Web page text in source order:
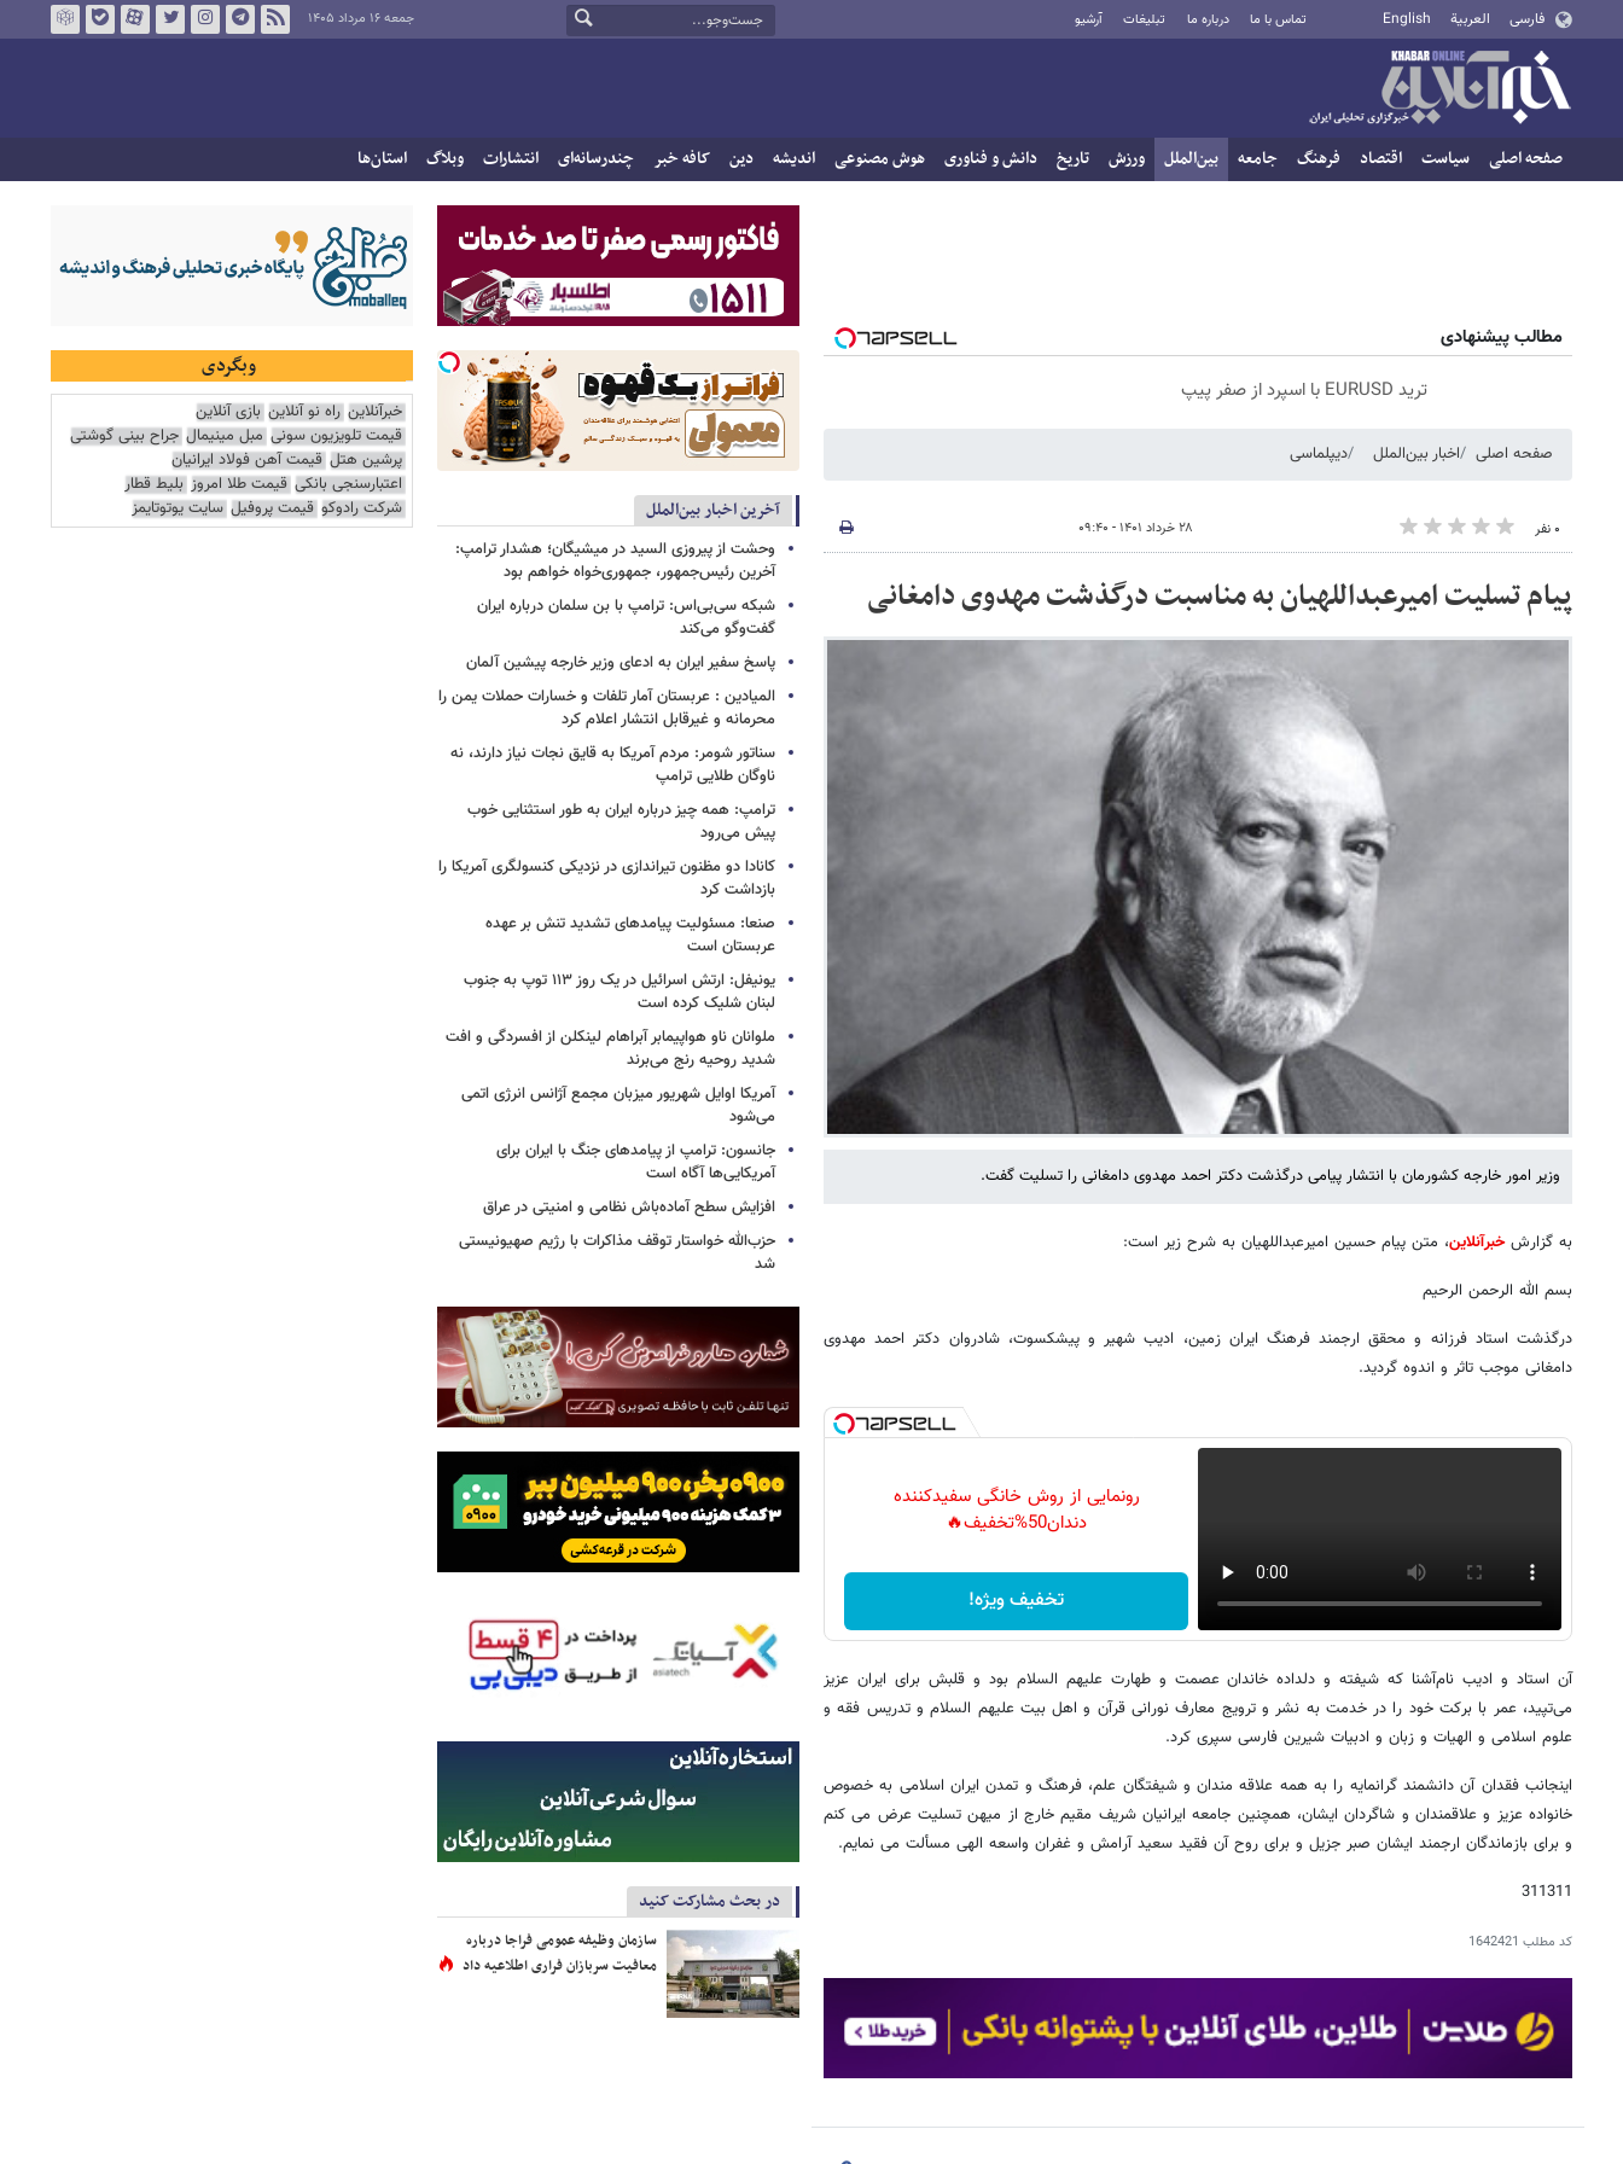
فارسی العربية English تماس با ما درباره ما تبلیغات آرشیو جمعه ۱۶ مرداد ۱۴۰۵
صفحه اصلی سیاست اقتصاد فرهنگ جامعه بین‌الملل ورزش تاریخ دانش و فناوری هوش مصنوعی اندیشه دین کافه خبر چندرسانه‌ای انتشارات وبلاگ استان‌ها
مطالب پیشنهادی
ترید EURUSD با اسپرد از صفر پیپ
صفحه اصلی اخبار بین‌الملل دیپلماسی
۰ نفر ۲۸ خرداد ۱۴۰۱ - ۰۹:۴۰
پیام تسلیت امیرعبداللهیان به مناسبت درگذشت مهدوی دامغانی
وزیر امور خارجه کشورمان با انتشار پیامی درگذشت دکتر احمد مهدوی دامغانی را تسلیت گفت.
به گزارشخبرآنلاین، متن پیام حسین امیرعبداللهیان به شرح زیر است:
بسم الله الرحمن الرحیم
درگذشت استاد فرزانه و محقق ارجمند فرهنگ ایران زمین، ادیب شهیر و پیشکسوت، شادروان دکتر احمد مهدوی
دامغانی موجب تاثر و اندوه گردید.
رونمایی از روش خانگی سفیدکننده
دندان50%تخفیف🔥
تخفیف ویژه!
آن استاد و ادیب نام‌آشنا که شیفته و دلداده خاندان عصمت و طهارت علیهم السلام بود و قلبش برای ایران عزیز
می‌تپید، عمر با برکت خود را در خدمت به نشر و ترویج معارف نورانی قرآن و اهل بیت علیهم السلام و تدریس فقه و
علوم اسلامی و الهیات و زبان و ادبیات شیرین فارسی سپری کرد.
اینجانب فقدان آن دانشمند گرانمایه را به همه علاقه مندان و شیفتگان علم، فرهنگ و تمدن ایران اسلامی به خصوص
خانواده عزیز و علاقمندان و شاگردان ایشان، همچنین جامعه ایرانیان شریف مقیم خارج از میهن تسلیت عرض می کنم
و برای بازماندگان ارجمند ایشان صبر جزیل و برای روح آن فقید سعید آرامش و غفران واسعه الهی مسألت می نمایم.
311311
کد مطلب 1642421
آخرین اخبار بین‌الملل
وحشت از پیروزی السید در میشیگان؛ هشدار ترامپ:
آخرین رئیس‌جمهور، جمهوری‌خواه خواهم بود
شبکه سی‌بی‌اس: ترامپ با بن سلمان درباره ایران
گفت‌وگو می‌کند
پاسخ سفیر ایران به ادعای وزیر خارجه پیشین آلمان
المیادین : عربستان آمار تلفات و خسارات حملات یمن را
محرمانه و غیرقابل انتشار اعلام کرد
سناتور شومر: مردم آمریکا به قایق نجات نیاز دارند، نه
ناوگان طلایی ترامپ
ترامپ: همه چیز درباره ایران به طور استثنایی خوب
پیش می‌رود
کانادا دو مظنون تیراندازی در نزدیکی کنسولگری آمریکا را
بازداشت کرد
صنعا: مسئولیت پیامدهای تشدید تنش بر عهده
عربستان است
یونیفل: ارتش اسرائیل در یک روز ۱۱۳ توپ به جنوب
لبنان شلیک کرده است
ملوانان ناو هواپیمابر آبراهام لینکلن از افسردگی و افت
شدید روحیه رنج می‌برند
آمریکا اوایل شهریور میزبان مجمع آژانس انرژی اتمی
می‌شود
جانسون: ترامپ از پیامدهای جنگ با ایران برای
آمریکایی‌ها آگاه است
افزایش سطح آماده‌باش نظامی و امنیتی در عراق
حزب‌الله خواستار توقف مذاکرات با رژیم صهیونیستی
شد
در بحث مشارکت کنید
سازمان وظیفه عمومی فراجا درباره
معافیت سربازان فراری اطلاعیه داد
وبگردی
خبرآنلاین راه نو آنلاین بازی آنلاین
قیمت تلویزیون سونی مبل مینیمال جراح بینی گوشتی
پرشین هتل قیمت آهن فولاد ایرانیان
اعتبارسنجی بانکی قیمت طلا امروز بلیط قطار
شرکت رادوکو قیمت پروفیل سایت یوتوتایمز